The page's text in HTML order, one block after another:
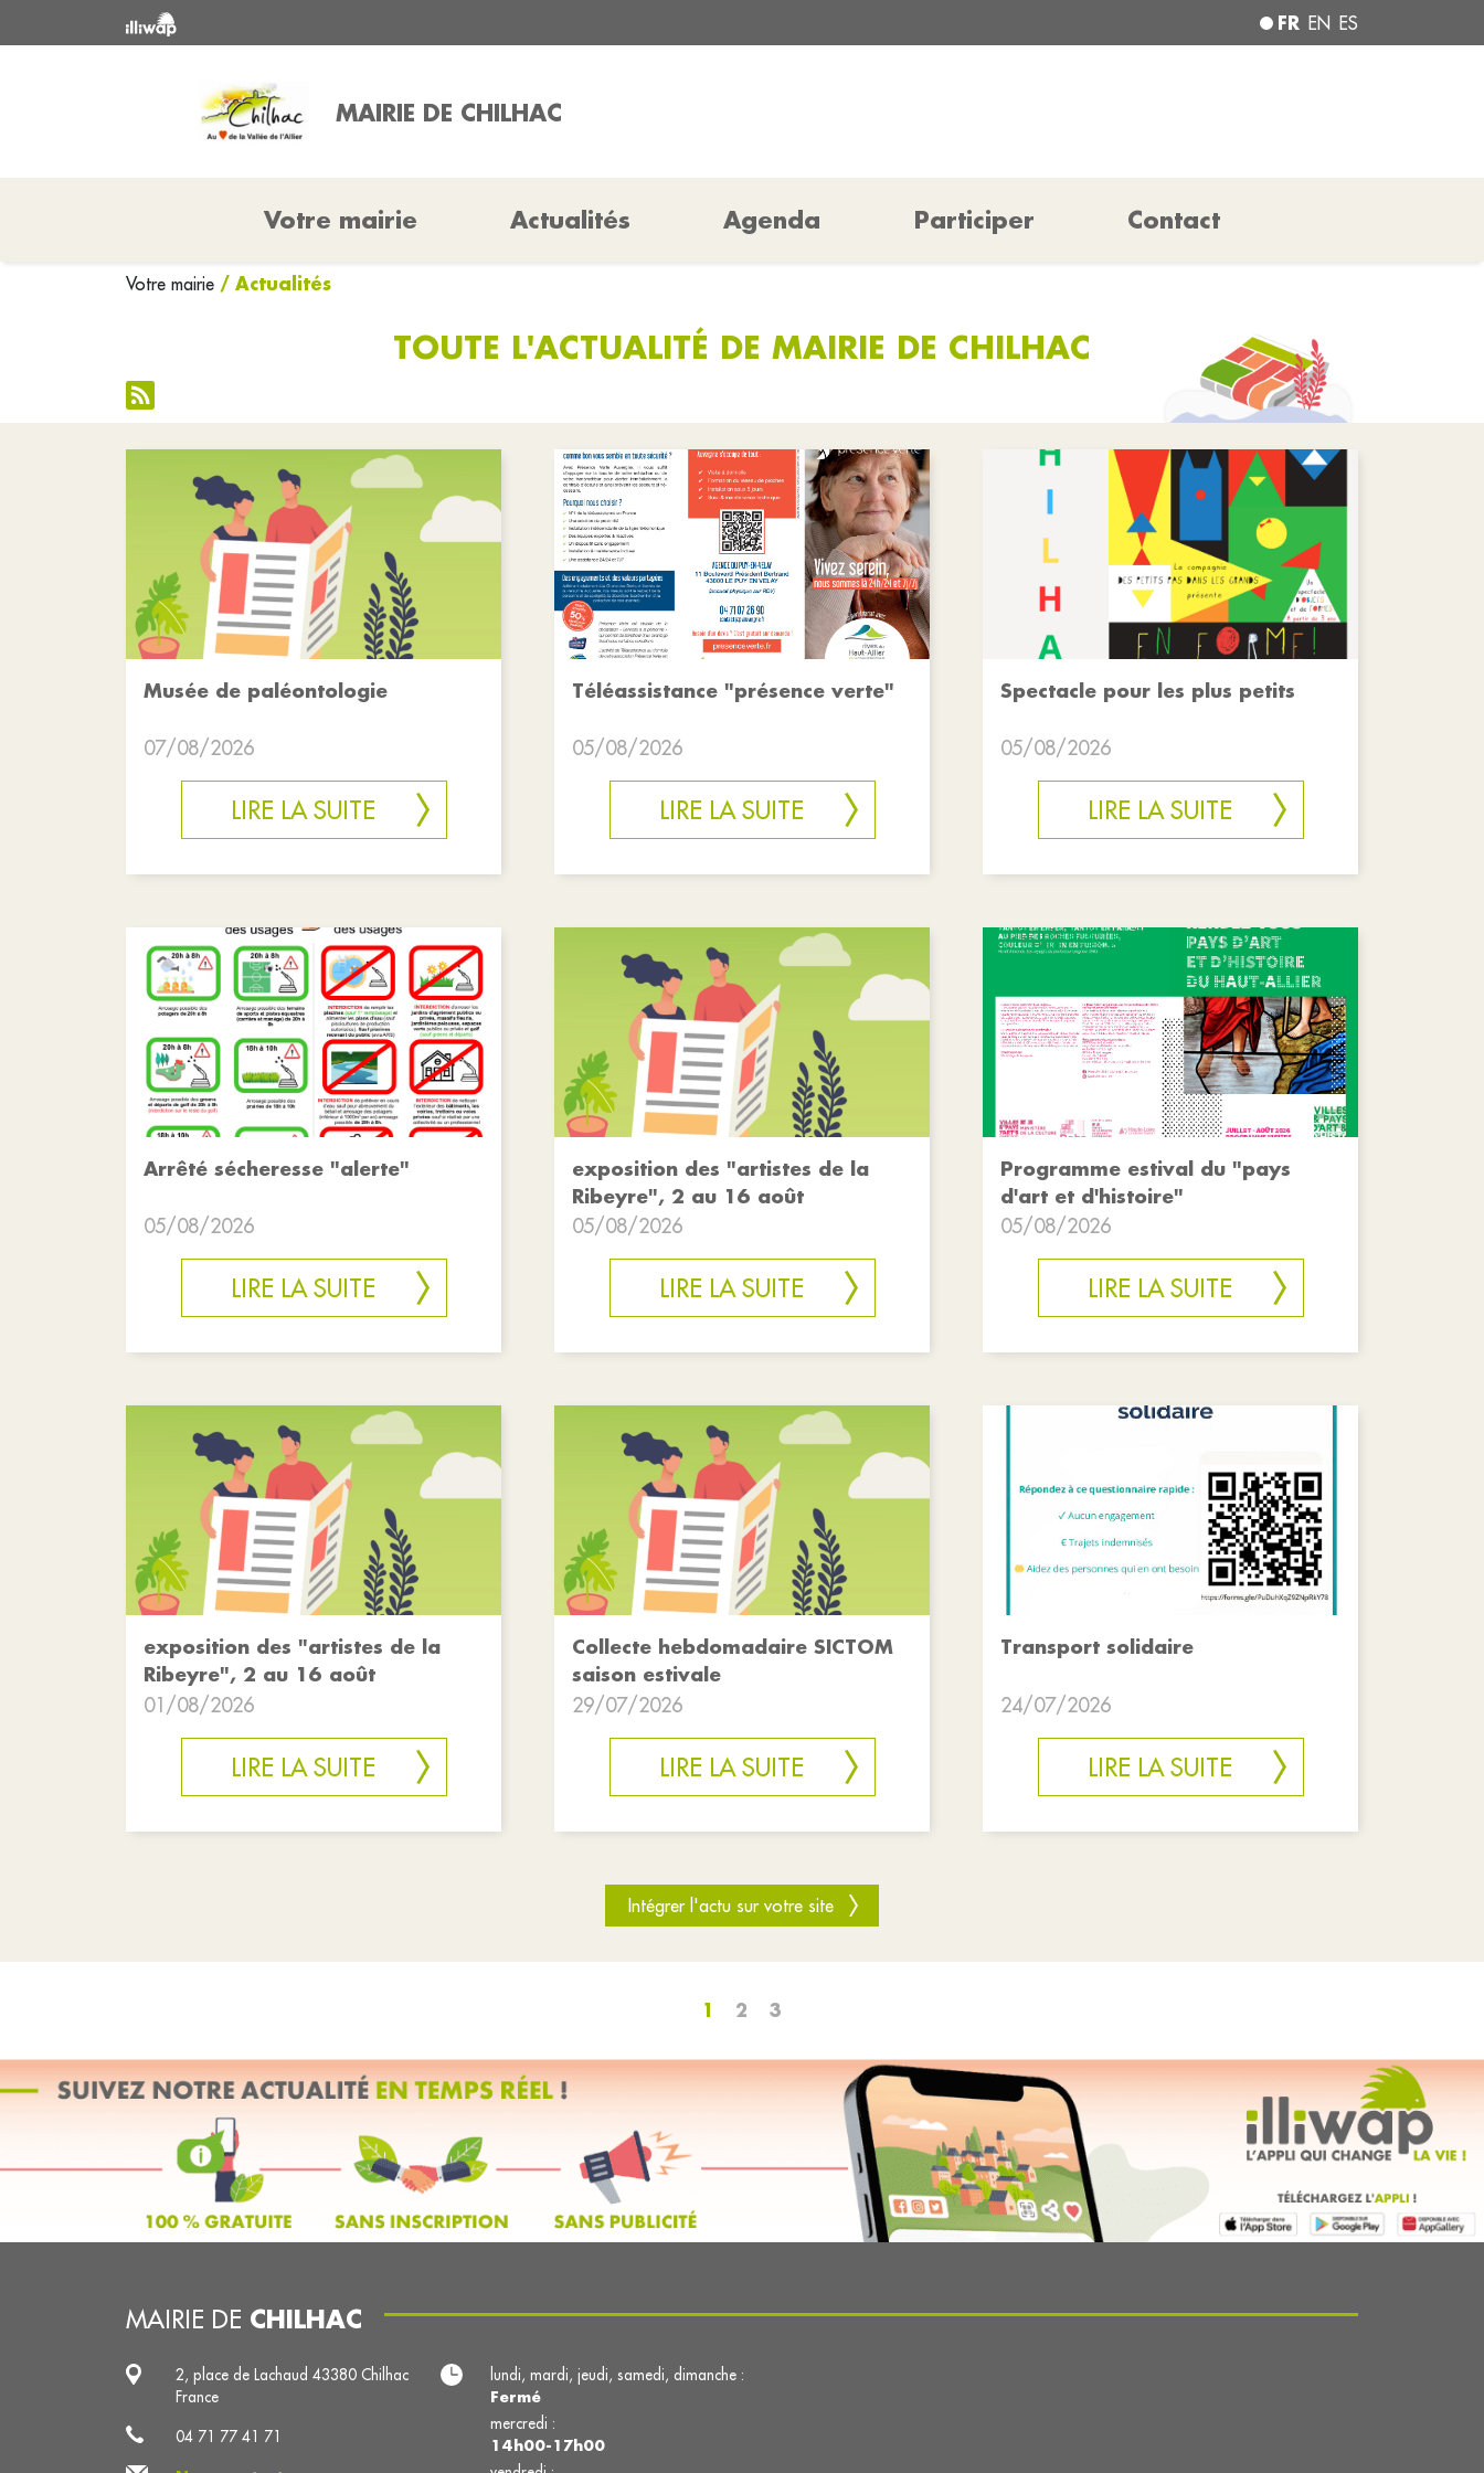
FR EN ES
MAIRIE DE CHILHAC
Votre mairie Actualités Agenda Participer Contact
Votre mairie / Actualités
TOUTE L'ACTUALITÉ DE MAIRIE DE CHILHAC
Musée de paléontologie
07/08/2026
LIRE LA SUITE
Téléassistance "présence verte"
05/08/2026
LIRE LA SUITE
Spectacle pour les plus petits
05/08/2026
LIRE LA SUITE
Arrêté sécheresse "alerte"
05/08/2026
LIRE LA SUITE
exposition des "artistes de la
Ribeyre", 2 au 16 août
05/08/2026
LIRE LA SUITE
Programme estival du "pays
d'art et d'histoire"
05/08/2026
LIRE LA SUITE
exposition des "artistes de la
Ribeyre", 2 au 16 août
01/08/2026
LIRE LA SUITE
Collecte hebdomadaire SICTOM
saison estivale
29/07/2026
LIRE LA SUITE
Transport solidaire
24/07/2026
LIRE LA SUITE
Intégrer l'actu sur votre site
1 2 3
MAIRIE DE CHILHAC
2, place de Lachaud 43380 Chilhac
France
04 71 77 41 71
lundi, mardi, jeudi, samedi, dimanche :
Fermé
mercredi :
14h00-17h00